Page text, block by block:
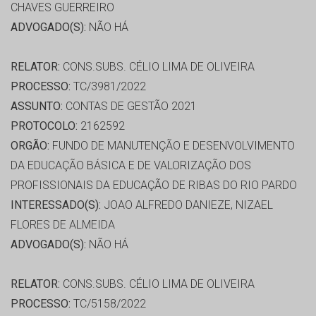
CHAVES GUERREIRO
ADVOGADO(S): NÃO HÁ
RELATOR: CONS.SUBS. CÉLIO LIMA DE OLIVEIRA
PROCESSO: TC/3981/2022
ASSUNTO: CONTAS DE GESTÃO 2021
PROTOCOLO: 2162592
ORGÃO: FUNDO DE MANUTENÇÃO E DESENVOLVIMENTO
DA EDUCAÇÃO BÁSICA E DE VALORIZAÇÃO DOS
PROFISSIONAIS DA EDUCAÇÃO DE RIBAS DO RIO PARDO
INTERESSADO(S): JOAO ALFREDO DANIEZE, NIZAEL
FLORES DE ALMEIDA
ADVOGADO(S): NÃO HÁ
RELATOR: CONS.SUBS. CÉLIO LIMA DE OLIVEIRA
PROCESSO: TC/5158/2022